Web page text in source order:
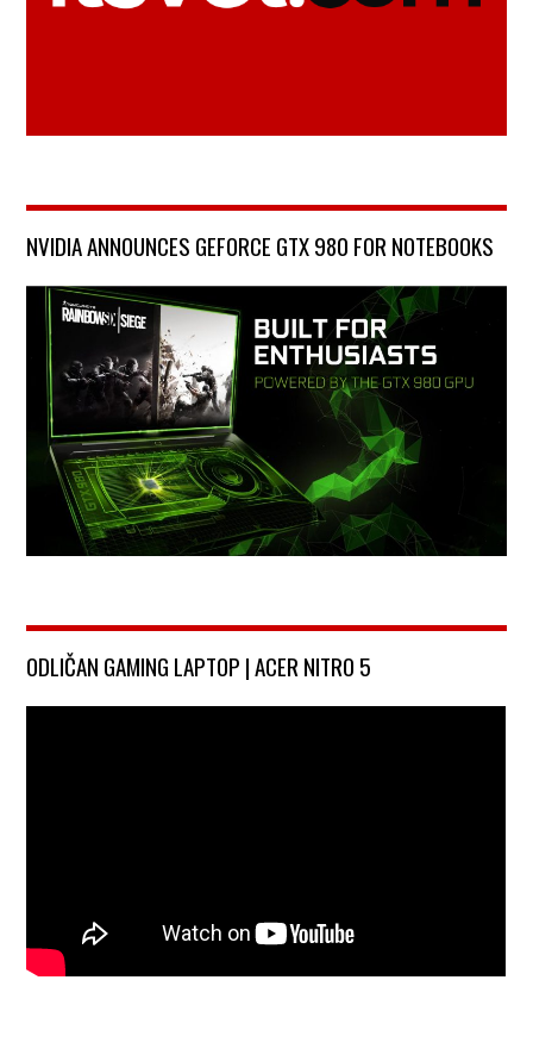
NVIDIA ANNOUNCES GEFORCE GTX 980 FOR NOTEBOOKS
ODLIČAN GAMING LAPTOP | ACER NITRO 5